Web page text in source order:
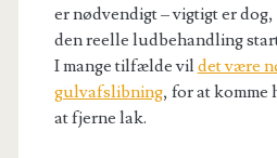
er nødvendigt – vigtigt er
den reelle ludbehandling
I mange tilfælde vil det være
gulvafslibning, for at
at fjerne lak.